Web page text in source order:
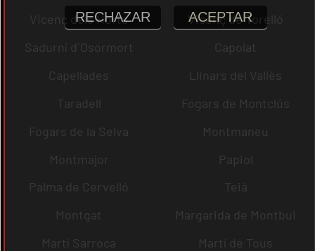
Vicenç dels Horts
Vicenç de Torelló
Sadurní d´Osormort
Capolat
Capellades
Llinars del Vallès
Taradell
Fogars de Montclús
Fogars de la Selva
Montmaneu
Montmajor
Papiol
Palma de Cervelló
Teià
Montgat
Margarida de Montbui
Martí Sarroca
Martí de Tous
RECHAZAR ACEPTAR